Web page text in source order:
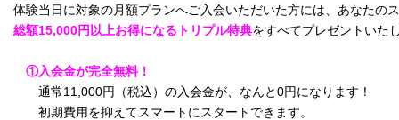
総額15,000円以上お得になるトリプル特典をすべてプレゼントいた
①入会金が完全無料！
通常11,000円（税込）の入会金が、なんと0円 になります！
初期費用を抑えてスマートにスタートできます。